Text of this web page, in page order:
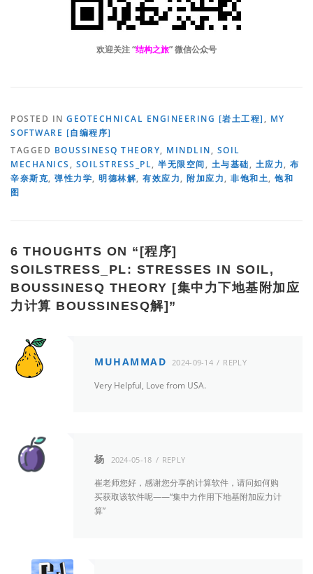
欢迎关注 “结构之旅” 微信公众号
POSTED IN GEOTECHNICAL ENGINEERING [岩土工程] , MY
SOFTWARE [自编程序]
TAGGED BOUSSINESQ THEORY, MINDLIN, SOIL
MECHANICS , SOILSTRESS_PL, 半无限空间, 土与基础, 土应力, 布
辛奈斯克, 弹性力学, 明德林解, 有效应力, 附加应力, 非饱和土, 饱和
图
6 THOUGHTS ON “ [程序]
SOILSTRESS_PL: STRESSES IN SOIL,
BOUSSINESQ THEORY [集中力下地基附加应
力计算 BOUSSINESQ解] ”
MUHAMMAD 2024-09-14 REPLY
Very Helpful, Love from USA.
杨 2024-05-18 REPLY
崔老师您好，感谢您分享的计算软件，请问如何购
买获取该软件呢——“集中力作用下地基附加应力计
算”